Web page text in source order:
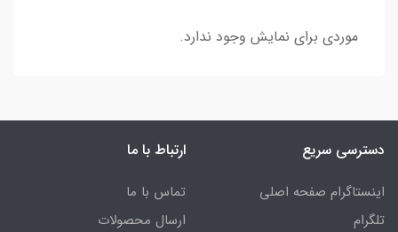
موردی برای نمایش وجود ندارد.
دسترسی سریع
اینستاگرام صفحه اصلی
تلگرام
ارتباط با ما
تماس با ما
ارسال محصولات